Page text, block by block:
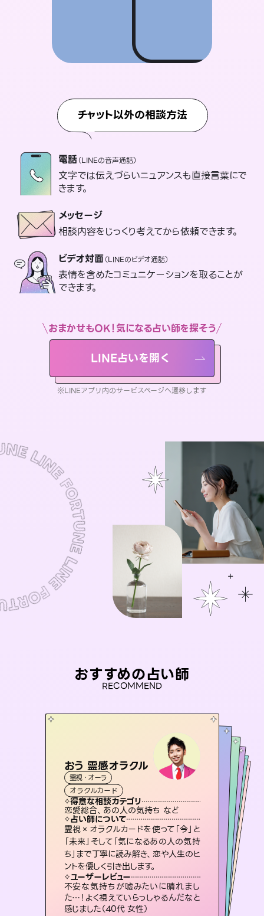
チャット以外の相談方法
電話（LINEの音声通話）
文字では伝えづらいニュアンスも直接言葉にで
きます。
メッセージ
相談内容をじっくり考えてから依頼できます。
ビデオ対面（LINEのビデオ通話）
表情を含めたコミュニケーションを取ることが
できます。
おまかせもOK！気になる占い師を探そう
LINE占いを開く
※LINEアプリ内のサービスページへ遷移します
おすすめの占い師
RECOMMEND
おう 霊感オラクル
霊視・オーラ
オラクルカード
得意な相談カテゴリ
恋愛総合、あの人の気持ち など
占い師について
霊視×オラクルカードを使って「今」と
「未来」そして「気になるあの人の気持
ち」まで丁寧に読み解き、恋や人生のヒ
ントを優しく引き出します。
ユーザーレビュー
不安な気持ちが嘘みたいに晴れまし
た…！よく視えていらっしゃるんだなと
感じました（40代 女性）
未来視師＊花
霊視・オーラ
スピリチュアル・リーディング
得意な相談カテゴリ
出逢い、片想い、復縁 など
占い師について
未来には何パターンもの選択肢があり
ます。不安で視えにくくなっているあな
たの素敵な未来を見つけ、その未来を
選択できるようアドバイスします。
ユーザーレビュー
職場の人の性質や人間関係、本心など
本当によく視えていてびっくり。対策が
打てて前向きになれます（40代）
セラピスト理恵
霊視・オーラ
スピリチュアル・リーディング
得意な相談カテゴリ
片想い、二人の未来、年の差 など
占い師について
連絡再開、復縁、成就などの報告実績
多数。セラピストとして2万超の施術経
験があるからこそできる鑑定で、より良
い未来をサポートします。
ユーザーレビュー
とても心温まる鑑定でした。しかもこち
らは何も言っていないのに視えていらっ
しゃるんだなと驚きです（30代女性）
アイリス -iris-
西洋占星術
ルーン
得意な相談カテゴリ
恋愛総合、片想い、二人の未来 など
占い師について
復縁、恋愛、不倫の行方、同性愛や片思い、仕事関係や借金問題まで知りたいことや心の負担になっていることを紐解き、背中をそっと押して導きます。
ユーザーレビュー
安心感のあり、言い切ってくれる所や濁
さない鑑定のおかげで、毎回自分の気
持ちを整えられます（30代 男性）
スピリチュアル・リーディング
得意な相談カテゴリ
片想い、あの人の気持ち、復縁 など
占い師について
3,700年以上の歴史を持つ東洋最古の
占術「易占」で詳細まで占い、幸せへ向
かう道筋を示します。厳しい結果にも具
体的な対策をお伝えします。
ユーザーレビュー
複雑な背景もしっかり聞いて鑑定して
いただけました。気持ちが楽になりまし
た（50代 女性）
霊視・オーラ タロット
スピリチュアル・リーディング
得意な相談カテゴリ
片想い、あの人の気持ち、復縁 など
占い師について
恋愛のお悩みの中でも特に「曖昧な関
係」の相談を得意としており、友達以上
恋人未満なお相手との今後や本音を丁
寧に読み解き恋愛成就へと導きます。
ユーザーレビュー
鑑定していただいてアドバイス通りに行
動すると仲が復活してきました。ありが
とうございました（40代 女性）